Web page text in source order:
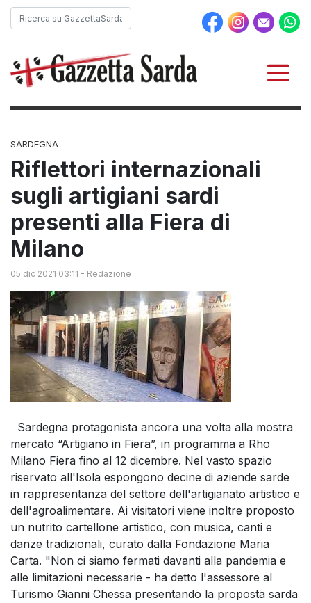
SARDEGNA
Riflettori internazionali
sugli artigiani sardi
presenti alla Fiera di
Milano
05 dic 2021 03:11 - Redazione
Sardegna protagonista ancora una volta alla mostra
mercato “Artigiano in Fiera”, in programma a Rho
Milano Fiera fino al 12 dicembre. Nel vasto spazio
riservato all'Isola espongono decine di aziende sarde
in rappresentanza del settore dell'artigianato artistico e
dell'agroalimentare. Ai visitatori viene inoltre proposto
un nutrito cartellone artistico, con musica, canti e
danze tradizionali, curato dalla Fondazione Maria
Carta. "Non ci siamo fermati davanti alla pandemia e
alle limitazioni necessarie - ha detto l'assessore al
Turismo Gianni Chessa presentando la proposta sarda